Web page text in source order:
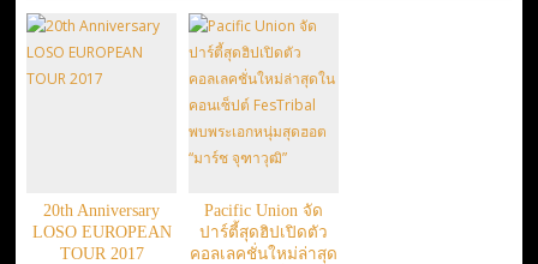
20th Anniversary
LOSO EUROPEAN
TOUR 2017
Pacific Union จัด
ปาร์ตี้สุดฮิปเปิดตัว
คอลเลคชั่นใหม่ล่าสุด